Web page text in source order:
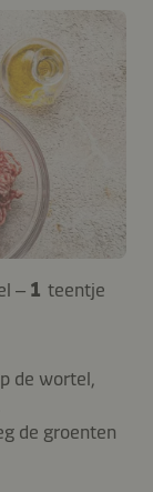
– 1 teentje
de wortel,
de groenten